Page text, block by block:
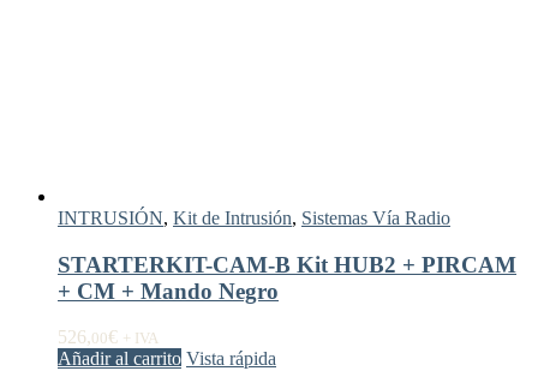
INTRUSIÓN, Kit de Intrusión, Sistemas Vía Radio
STARTERKIT-CAM-B Kit HUB2 + PIRCAM
+ CM + Mando Negro
526,00€ + IVA
Añadir al carrito Vista rápida